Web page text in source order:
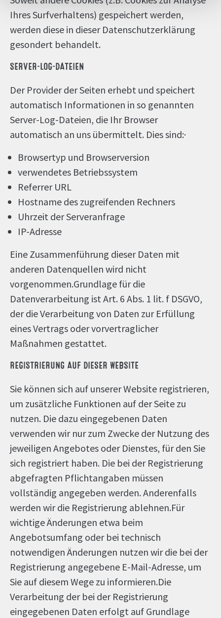
Ihres Surfverhaltens) gespeichert werden,
werden diese in dieser Datenschutzerklärung
gesondert behandelt.
SERVER-LOG-DATEIEN
Der Provider der Seiten erhebt und speichert
automatisch Informationen in so genannten
Server-Log-Dateien, die Ihr Browser
automatisch an uns übermittelt. Dies sind:·
Browsertyp und Browserversion
verwendetes Betriebssystem
Referrer URL
Hostname des zugreifenden Rechners
Uhrzeit der Serveranfrage
IP-Adresse
Eine Zusammenführung dieser Daten mit
anderen Datenquellen wird nicht
vorgenommen.Grundlage für die
Datenverarbeitung ist Art. 6 Abs. 1 lit. f DSGVO,
der die Verarbeitung von Daten zur Erfüllung
eines Vertrags oder vorvertraglicher
Maßnahmen gestattet.
REGISTRIERUNG AUF DIESER WEBSITE
Sie können sich auf unserer Website registrieren,
um zusätzliche Funktionen auf der Seite zu
nutzen. Die dazu eingegebenen Daten
verwenden wir nur zum Zwecke der Nutzung des
jeweiligen Angebotes oder Dienstes, für den Sie
sich registriert haben. Die bei der Registrierung
abgefragten Pflichtangaben müssen
vollständig angegeben werden. Anderenfalls
werden wir die Registrierung ablehnen.Für
wichtige Änderungen etwa beim
Angebotsumfang oder bei technisch
notwendigen Änderungen nutzen wir die bei der
Registrierung angegebene E-Mail-Adresse, um
Sie auf diesem Wege zu informieren.Die
Verarbeitung der bei der Registrierung
eingegebenen Daten erfolgt auf Grundlage